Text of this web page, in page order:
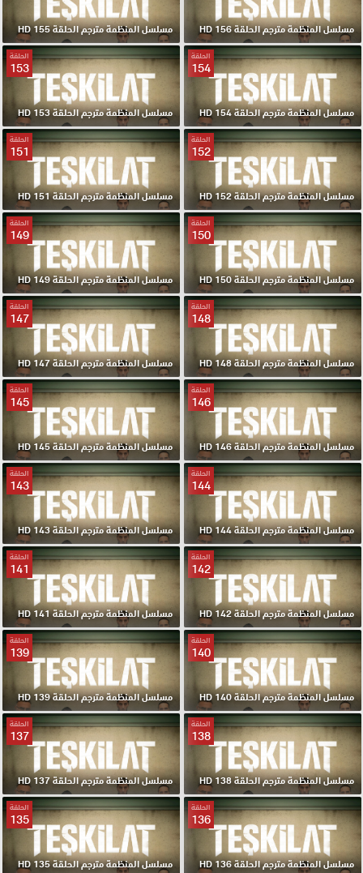
مسلسل المنظمة مترجم الحلقة 156 HD مسلسل المنظمة مترجم الحلقة 155 HD
الحلقة
154
مسلسل المنظمة مترجم الحلقة 154 HD
الحلقة
153
مسلسل المنظمة مترجم الحلقة 153 HD
الحلقة
152
مسلسل المنظمة مترجم الحلقة 152 HD
الحلقة
151
مسلسل المنظمة مترجم الحلقة 151 HD
الحلقة
150
مسلسل المنظمة مترجم الحلقة 150 HD
الحلقة
149
مسلسل المنظمة مترجم الحلقة 149 HD
الحلقة
148
مسلسل المنظمة مترجم الحلقة 148 HD
الحلقة
147
مسلسل المنظمة مترجم الحلقة 147 HD
الحلقة
146
مسلسل المنظمة مترجم الحلقة 146 HD
الحلقة
145
مسلسل المنظمة مترجم الحلقة 145 HD
الحلقة
144
مسلسل المنظمة مترجم الحلقة 144 HD
الحلقة
143
مسلسل المنظمة مترجم الحلقة 143 HD
الحلقة
142
مسلسل المنظمة مترجم الحلقة 142 HD
الحلقة
141
مسلسل المنظمة مترجم الحلقة 141 HD
الحلقة
140
مسلسل المنظمة مترجم الحلقة 140 HD
الحلقة
139
مسلسل المنظمة مترجم الحلقة 139 HD
الحلقة
138
مسلسل المنظمة مترجم الحلقة 138 HD
الحلقة
137
مسلسل المنظمة مترجم الحلقة 137 HD
الحلقة
136
مسلسل المنظمة مترجم الحلقة 136 HD
الحلقة
135
مسلسل المنظمة مترجم الحلقة 135 HD